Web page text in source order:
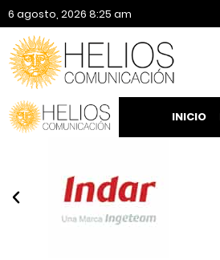
6 agosto, 2026 8:25 am
INICIO